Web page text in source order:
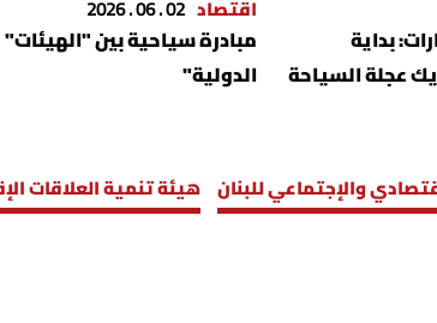
بداية
عجلة السياحة
اقتصاد 02 . 06 . 2026
مبادرة سياحية بين
الدولية"
والإجتماعي للبنان هيئة تنمية العلاقات